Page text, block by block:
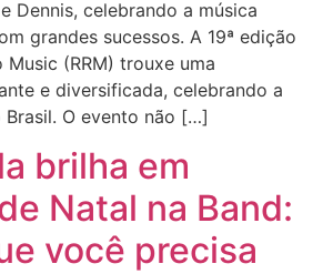
Dennis, celebrando a música
grandes sucessos. A 19ª edição
(RRM) trouxe uma
e diversificada, celebrando a
O evento não […]
brilha em
Natal na Band:
você precisa